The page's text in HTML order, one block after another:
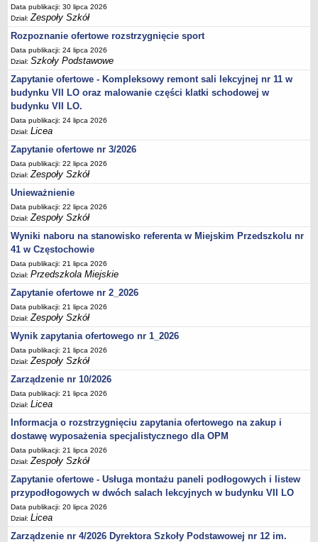
Majątek
Godziny dyżurów
Ogłoszenia
Zarządzenia
Rejestry, ewidencje, archiwa
Kontrole
PONOWNE WYKORZYSTYWANIE
Sprawozdania
Deklaracja dostępności
DEKLARACJA DOSTĘPNOŚCI
OŚWIADCZENIA MAJĄTKOWE
PONOWNE WYKORZYSTYWANIE
UDOSTĘPNIANIE INFORMACJI PUBLICZNEJ
OCHRONA DANYCH OSOBOWYCH
Data publikacji: 30 lipca 2026
Dział:Zespoły Szkół
Rozpoznanie ofertowe rozstrzygnięcie sport
Data publikacji: 24 lipca 2026
Dział:Szkoły Podstawowe
Zapytanie ofertowe - Kompleksowy remont sali lekcyjnej nr 11 w
budynku VII LO oraz malowanie części klatki schodowej w
budynku VII LO.
Data publikacji: 24 lipca 2026
Dział:Licea
Zapytanie ofertowe nr 3/2026
Data publikacji: 22 lipca 2026
Dział:Zespoły Szkół
Unieważnienie
Data publikacji: 22 lipca 2026
Dział:Zespoły Szkół
Wyniki naboru na stanowisko referenta w Miejskim Przedszkolu nr
41 w Częstochowie
Data publikacji: 21 lipca 2026
Dział:Przedszkola Miejskie
Zapytanie ofertowe nr 2_2026
Data publikacji: 21 lipca 2026
Dział:Zespoły Szkół
Wynik zapytania ofertowego nr 1_2026
Data publikacji: 21 lipca 2026
Dział:Zespoły Szkół
Zarządzenie nr 10/2026
Data publikacji: 21 lipca 2026
Dział:Licea
Informacja o rozstrzygnięciu zapytania ofertowego na zakup i
dostawę wyposażenia specjalistycznego dla OPM
Data publikacji: 21 lipca 2026
Dział:Zespoły Szkół
Zapytanie ofertowe - Usługa montażu paneli podłogowych i listew
przypodłogowych w dwóch salach lekcyjnych w budynku VII LO
Data publikacji: 20 lipca 2026
Dział:Licea
Zarządzenie nr 4/2026 Dyrektora Szkoły Podstawowej nr 12 im.